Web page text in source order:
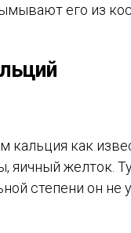
его из
кальция как
яичный желток.
степени он не